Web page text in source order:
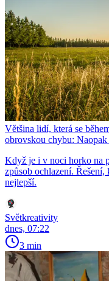
Většina lidí, která se
obrovskou chybu:
Když je i v noci horko na
způsob ochlazení.
nejlepší.
Světkreativity
dnes, 07:22
3 min